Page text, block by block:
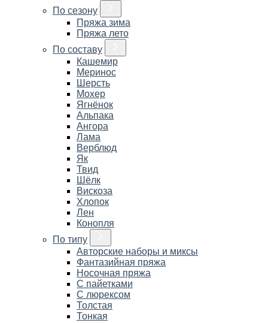
По сезону
Пряжа зима
Пряжа лето
По составу
Кашемир
Меринос
Шерсть
Мохер
Ягнёнок
Альпака
Ангора
Лама
Верблюд
Як
Твид
Шёлк
Вискоза
Хлопок
Лен
Конопля
По типу
Авторские наборы и миксы
Фантазийная пряжа
Носочная пряжа
С пайетками
С люрексом
Толстая
Тонкая